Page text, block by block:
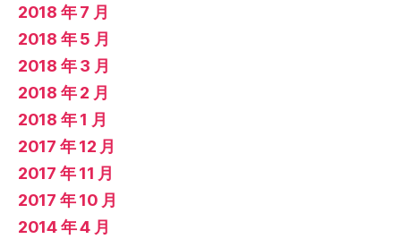
2018 年 7 月
2018 年 5 月
2018 年 3 月
2018 年 2 月
2018 年 1 月
2017 年 12 月
2017 年 11 月
2017 年 10 月
2014 年 4 月